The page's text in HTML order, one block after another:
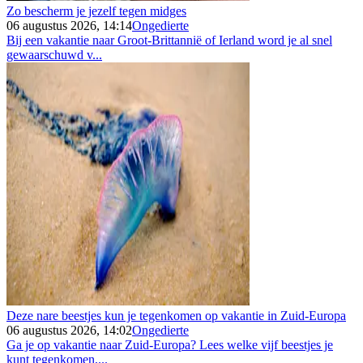
Zo bescherm je jezelf tegen midges
06 augustus 2026, 14:14Ongedierte
Bij een vakantie naar Groot-Brittannië of Ierland word je al snel
gewaarschuwd v...
Deze nare beestjes kun je tegenkomen op vakantie in Zuid-Europa
06 augustus 2026, 14:02Ongedierte
Ga je op vakantie naar Zuid-Europa? Lees welke vijf beestjes je
kunt tegenkomen,...